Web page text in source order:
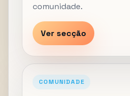
comunidade.
Ver secção
COMUNIDADE